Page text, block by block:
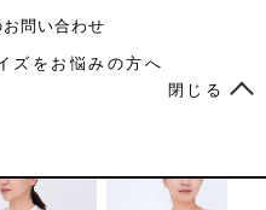
問い合わせ
ズをお悩みの方へ
閉じる